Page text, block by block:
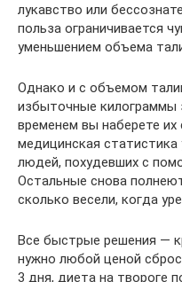
лукавство или
польза ограничивается
уменьшением объема
Однако и с объемом
избыточные килограммы
временем вы наберете
медицинская
людей, похудевших с
Остальные снова
сколько весели, когда
Все быстрые решения —
нужно любой ценой
3 дня, диета на твороге